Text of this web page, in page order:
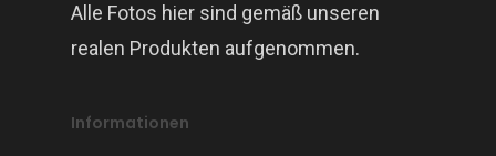
Alle Fotos hier sind gemäß unseren
realen Produkten aufgenommen.
Informationen